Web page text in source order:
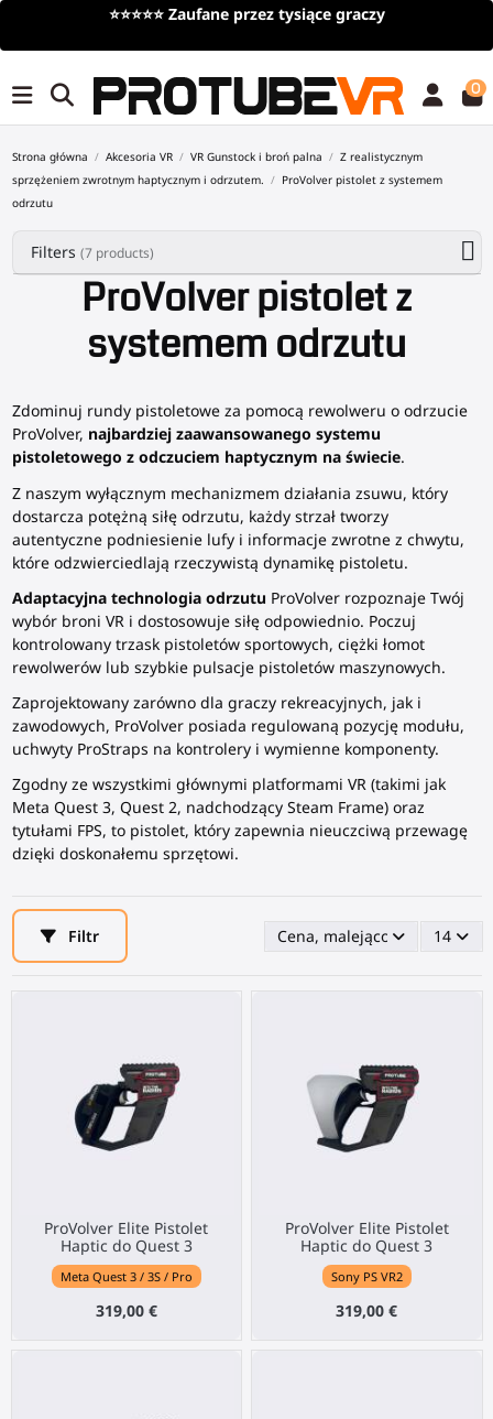
Zaufane przez tysiące graczy
0
Strona główna Akcesoria VR VR Gunstock i broń palna
Z realistycznym
sprzężeniem zwrotnym haptycznym i odrzutem.
ProVolver pistolet z systemem
odrzutu
ProVolver pistolet z
systemem odrzutu
Zdominuj rundy pistoletowe za pomocą rewolweru o odrzucie
ProVolver, najbardziej zaawansowanego systemu
pistoletowego z odczuciem haptycznym na świecie.
Z naszym wyłącznym mechanizmem działania zsuwu, który
dostarcza potężną siłę odrzutu, każdy strzał tworzy
autentyczne podniesienie lufy i informacje zwrotne z chwytu,
które odzwierciedlają rzeczywistą dynamikę pistoletu.
Adaptacyjna technologia odrzutu ProVolver rozpoznaje Twój
wybór broni VR i dostosowuje siłę odpowiednio. Poczuj
kontrolowany trzask pistoletów sportowych, ciężki łomot
rewolwerów lub szybkie pulsacje pistoletów maszynowych.
Zaprojektowany zarówno dla graczy rekreacyjnych, jak i
zawodowych, ProVolver posiada regulowaną pozycję modułu,
uchwyty ProStraps na kontrolery i wymienne komponenty.
Zgodny ze wszystkimi głównymi platformami VR (takimi jak
Meta Quest 3, Quest 2, nadchodzący Steam Frame) oraz
tytułami FPS, to pistolet, który zapewnia nieuczciwą przewagę
dzięki doskonałemu sprzętowi.
Filtr Cena, malejąco 14
ProVolver Elite Pistolet
Haptic do Quest 3
Meta Quest 3 / 3S / Pro
319,00 €
ProVolver Elite Pistolet
Haptic do Quest 3
Sony PS VR2
319,00 €
Filters (7 products)